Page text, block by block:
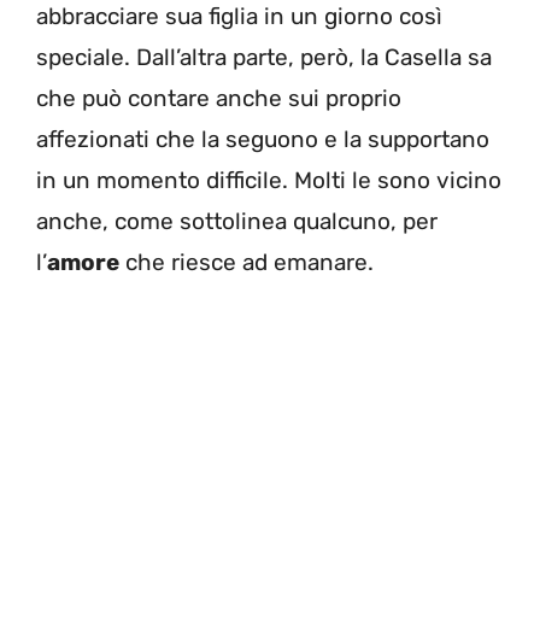
abbracciare sua figlia in un giorno così
speciale. Dall’altra parte, però, la Casella sa
che può contare anche sui proprio
affezionati che la seguono e la supportano
in un momento difficile. Molti le sono vicino
anche, come sottolinea qualcuno, per
l’amore che riesce ad emanare.